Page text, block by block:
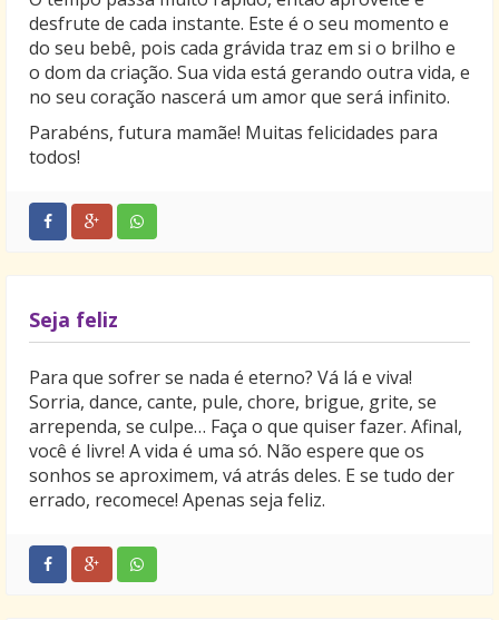
desfrute de cada instante. Este é o seu momento e
do seu bebê, pois cada grávida traz em si o brilho e
o dom da criação. Sua vida está gerando outra vida, e
no seu coração nascerá um amor que será infinito.
Parabéns, futura mamãe! Muitas felicidades para
todos!
Seja feliz
Para que sofrer se nada é eterno? Vá lá e viva!
Sorria, dance, cante, pule, chore, brigue, grite, se
arrependa, se culpe… Faça o que quiser fazer. Afinal,
você é livre! A vida é uma só. Não espere que os
sonhos se aproximem, vá atrás deles. E se tudo der
errado, recomece! Apenas seja feliz.